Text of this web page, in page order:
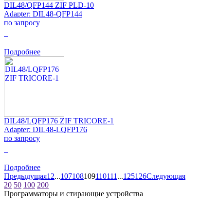
DIL48/QFP144 ZIF PLD-10
Adapter: DIL48-QFP144
по запросу
Подробнее
DIL48/LQFP176 ZIF TRICORE-1
Adapter: DIL48-LQFP176
по запросу
Подробнее
Предыдущая1 2...107108109110111 ...125126Следующая
20 50 100 200
Программаторы и стирающие устройства